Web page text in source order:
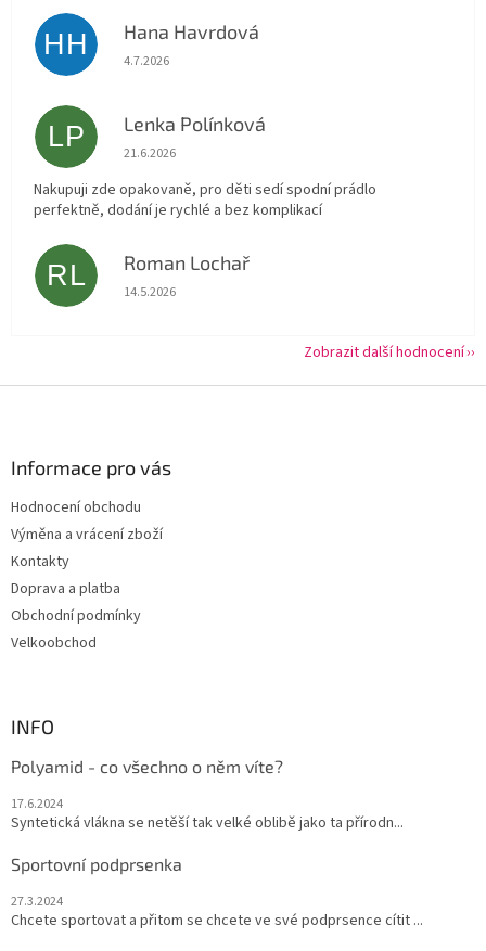
HH Hana Havrdová
Hodnocení obchodu je 5 z 5 hvězdiček.
4.7.2026
LP Lenka Polínková
Hodnocení obchodu je 5 z 5 hvězdiček.
21.6.2026
Nakupuji zde opakovaně, pro děti sedí spodní prádlo
perfektně, dodání je rychlé a bez komplikací
RL Roman Lochař
Hodnocení obchodu je 5 z 5 hvězdiček.
14.5.2026
Zobrazit další hodnocení
Informace pro vás
Hodnocení obchodu
Výměna a vrácení zboží
Kontakty
Doprava a platba
Obchodní podmínky
Velkoobchod
INFO
Polyamid - co všechno o něm víte?
17.6.2024
Syntetická vlákna se netěší tak velké oblibě jako ta přírodn...
Sportovní podprsenka
27.3.2024
Chcete sportovat a přitom se chcete ve své podprsence cítit ...